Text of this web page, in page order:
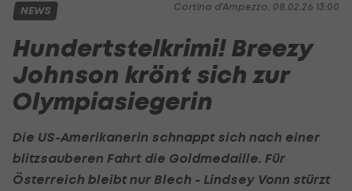
Cortina d'Ampezzo, 08.02.26 13:00
NEWS
Hundertstelkrimi! Breezy
Johnson krönt sich zur
Olympiasiegerin
Die US-Amerikanerin schnappt sich nach einer
blitzsauberen Fahrt die Goldmedaille. Für
Österreich bleibt nur Blech - Lindsey Vonn stürzt